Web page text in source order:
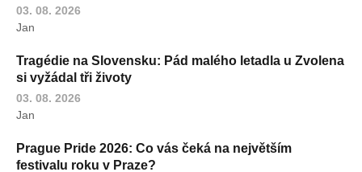
03. 08. 2026
Jan
Tragédie na Slovensku: Pád malého letadla u Zvolena
si vyžádal tři životy
03. 08. 2026
Jan
Prague Pride 2026: Co vás čeká na největším
festivalu roku v Praze?